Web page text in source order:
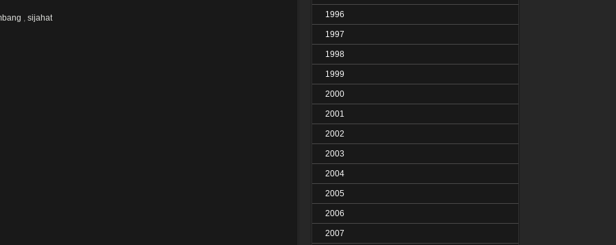
, sijahat 1996
1997
1998
1999
2000
2001
2002
2003
2004
2005
2006
2007